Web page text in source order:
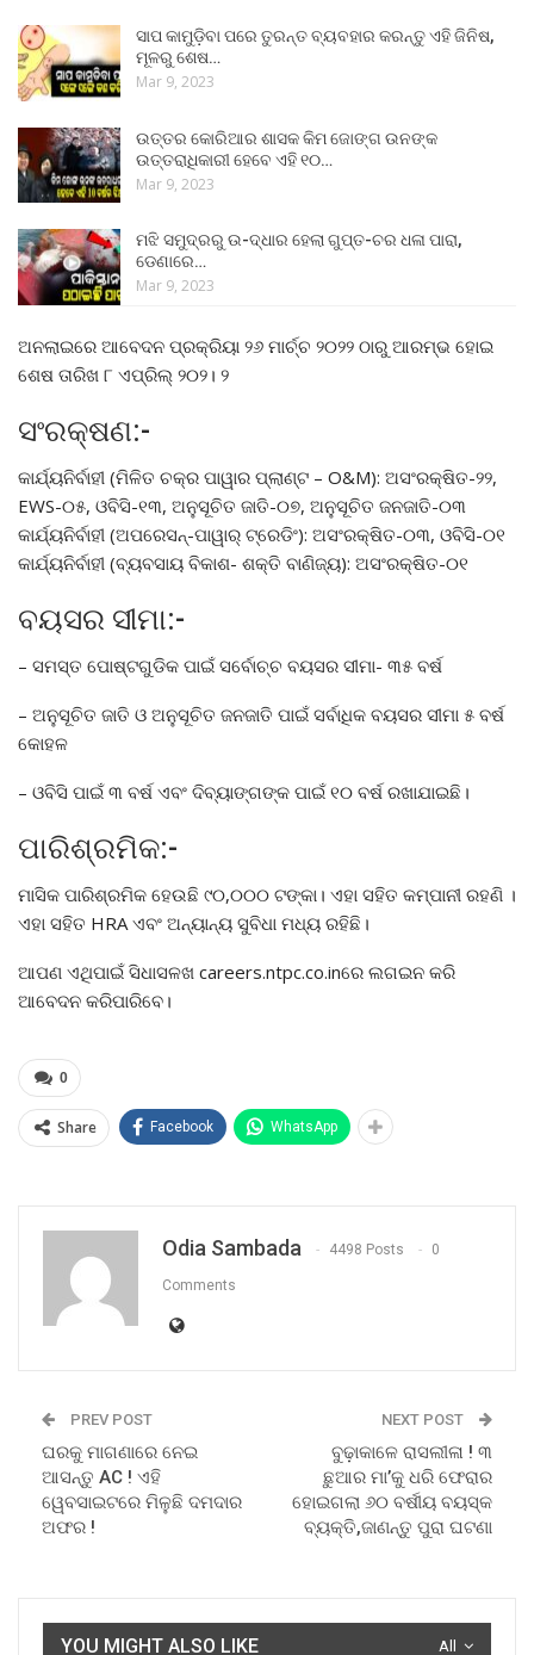
ସାପ କାମୁଡ଼ିବା ପରେ ତୁରନ୍ତ ବ୍ୟବହାର କରନ୍ତୁ ଏହି ଜିନିଷ,
ମୂଳରୁ ଶେଷ…
Mar 9, 2023
ଉତ୍ତର କୋରିଆର ଶାସକ କିମ ଜୋଙ୍ଗ ଉନଙ୍କ
ଉତ୍ତରାଧିକାରୀ ହେବେ ଏହି ୧୦…
Mar 9, 2023
ମଝି ସମୁଦ୍ରରୁ ଉ-ଦ୍ଧାର ହେଲା ଗୁପ୍ତ-ଚର ଧଳା ପାରା,
ଡେଣାରେ…
Mar 9, 2023
ଅନଲାଇରେ ଆବେଦନ ପ୍ରକ୍ରିୟା ୨୬ ମାର୍ଚ୍ଚ ୨୦୨୨ ଠାରୁ ଆରମ୍ଭ ହୋଇ
ଶେଷ ତାରିଖ ୮ ଏପ୍ରିଲ୍ ୨୦୨। ୨
ସଂରକ୍ଷଣ:-
କାର୍ଯ୍ୟନିର୍ବାହୀ (ମିଳିତ ଚକ୍ର ପାୱାର ପ୍ଲାଣ୍ଟ – O&M): ଅସଂରକ୍ଷିତ-୨୨,
EWS-୦୫, ଓବିସି-୧୩, ଅନୁସୂଚିତ ଜାତି-୦୭, ଅନୁସୂଚିତ ଜନଜାତି-୦୩
କାର୍ଯ୍ୟନିର୍ବାହୀ (ଅପରେସନ୍-ପାୱାର୍ ଟ୍ରେଡିଂ): ଅସଂରକ୍ଷିତ-୦୩, ଓବିସି-୦୧
କାର୍ଯ୍ୟନିର୍ବାହୀ (ବ୍ୟବସାୟ ବିକାଶ- ଶକ୍ତି ବାଣିଜ୍ୟ): ଅସଂରକ୍ଷିତ-୦୧
ବୟସର ସୀମା:-
– ସମସ୍ତ ପୋଷ୍ଟଗୁଡିକ ପାଇଁ ସର୍ବୋଚ୍ଚ ବୟସର ସୀମା- ୩୫ ବର୍ଷ
– ଅନୁସୂଚିତ ଜାତି ଓ ଅନୁସୂଚିତ ଜନଜାତି ପାଇଁ ସର୍ବାଧିକ ବୟସର ସୀମା ୫ ବର୍ଷ
କୋହଳ
– ଓବିସି ପାଇଁ ୩ ବର୍ଷ ଏବଂ ଦିବ୍ୟାଙ୍ଗଙ୍କ ପାଇଁ ୧୦ ବର୍ଷ ରଖାଯାଇଛି।
ପାରିଶ୍ରମିକ:-
ମାସିକ ପାରିଶ୍ରମିକ ହେଉଛି ୯୦,୦୦୦ ଟଙ୍କା। ଏହା ସହିତ କମ୍ପାନୀ ରହଣି ।
ଏହା ସହିତ HRA ଏବଂ ଅନ୍ୟାନ୍ୟ ସୁବିଧା ମଧ୍ୟ ରହିଛି।
ଆପଣ ଏଥିପାଇଁ ସିଧାସଳଖ careers.ntpc.co.inରେ ଲଗଇନ କରି
ଆବେଦନ କରିପାରିବେ।
0
Share Facebook WhatsApp
Odia Sambada 4498 Posts 0
Comments
PREV POST
ଘରକୁ ମାଗଣାରେ ନେଇ
ଆସନ୍ତୁ AC ! ଏହି
ୱେବସାଇଟରେ ମିଳୁଛି ଦମଦାର
ଅଫର !
NEXT POST
ବୁଢ଼ାକାଳେ ରାସଲୀଳା ! ୩
ଛୁଆର ମା’କୁ ଧରି ଫେରାର
ହୋଇଗଲା ୬୦ ବର୍ଷୀୟ ବୟସ୍କ
ବ୍ୟକ୍ତି,ଜାଣନ୍ତୁ ପୁରା ଘଟଣା
All
YOU MIGHT ALSO LIKE